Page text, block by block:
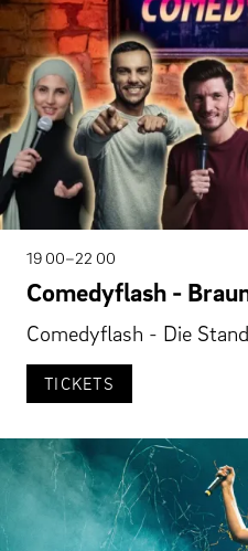
19 00–22 00
Comedyflash -
Comedyflash - Die
TICKETS